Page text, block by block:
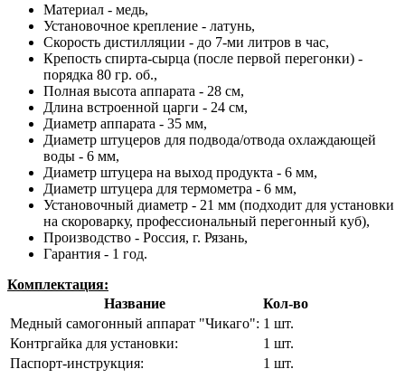
Материал - медь,
Установочное крепление - латунь,
Скорость дистилляции - до 7-ми литров в час,
Крепость спирта-сырца (после первой перегонки) -
порядка 80 гр. об.,
Полная высота аппарата - 28 см,
Длина встроенной царги - 24 см,
Диаметр аппарата - 35 мм,
Диаметр штуцеров для подвода/отвода охлаждающей
воды - 6 мм,
Диаметр штуцера на выход продукта - 6 мм,
Диаметр штуцера для термометра - 6 мм,
Установочный диаметр - 21 мм (подходит для установки
на скороварку, профессиональный перегонный куб),
Производство - Россия, г. Рязань,
Гарантия - 1 год.
Комплектация:
Название
Кол-во
Медный самогонный аппарат "Чикаго": 1 шт.
Контргайка для установки:
1 шт.
Паспорт-инструкция:
1 шт.